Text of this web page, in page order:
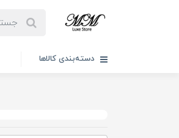
دسته‌بندی کالاها